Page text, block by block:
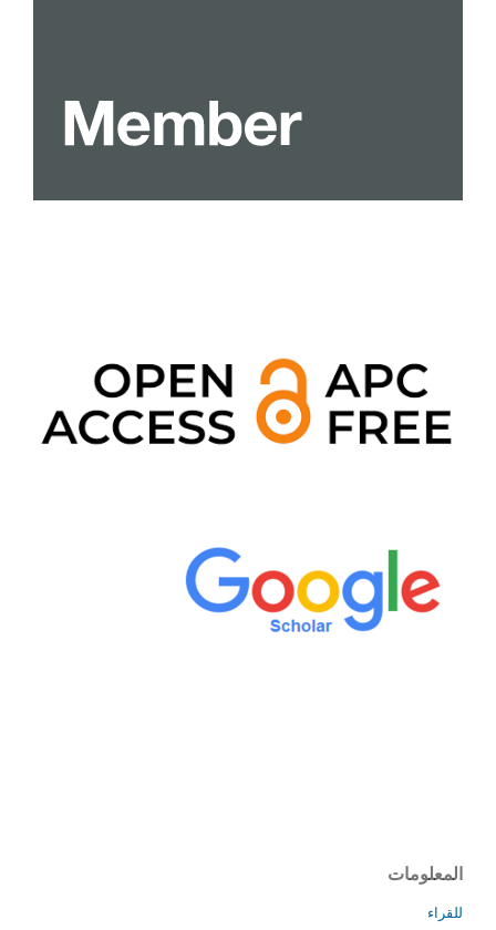
المعلومات
للقراء